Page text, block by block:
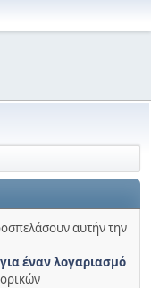
αυτήν την
έναν λογαριασμό